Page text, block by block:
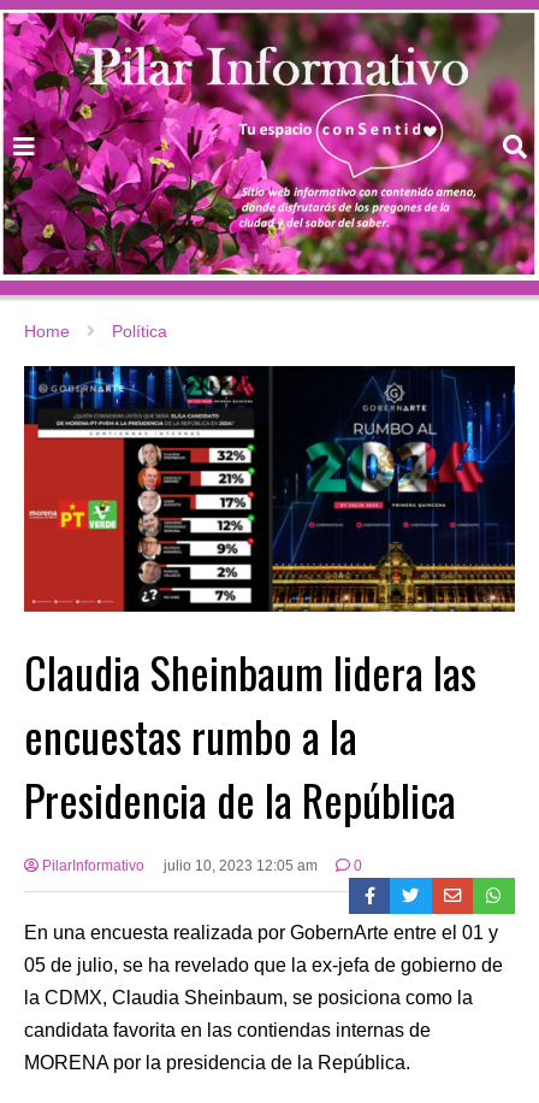
Home Política
Claudia Sheinbaum lidera las
encuestas rumbo a la
Presidencia de la República
PilarInformativo julio 10, 2023 12:05 am 0
En una encuesta realizada por GobernArte entre el 01 y
05 de julio, se ha revelado que la ex-jefa de gobierno de
la CDMX, Claudia Sheinbaum, se posiciona como la
candidata favorita en las contiendas internas de
MORENA por la presidencia de la República.